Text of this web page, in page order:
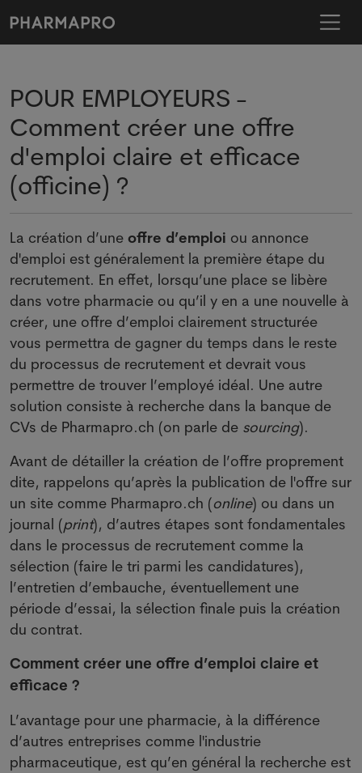
POUR EMPLOYEURS -
Comment créer une offre
d'emploi claire et efficace
(officine) ?
La création d’une offre d’emploi ou annonce
d'emploi est généralement la première étape du
recrutement. En effet, lorsqu’une place se libère
dans votre pharmacie ou qu’il y en a une nouvelle à
créer, une offre d’emploi clairement structurée
vous permettra de gagner du temps dans le reste
du processus de recrutement et devrait vous
permettre de trouver l’employé idéal. Une autre
solution consiste à recherche dans la banque de
CVs de Pharmapro.ch (on parle de sourcing).
Avant de détailler la création de l’offre proprement
dite, rappelons qu’après la publication de l'offre sur
un site comme Pharmapro.ch (online) ou dans un
journal (print), d’autres étapes sont fondamentales
dans le processus de recrutement comme la
sélection (faire le tri parmi les candidatures),
l’entretien d’embauche, éventuellement une
période d’essai, la sélection finale puis la création
du contrat.
Comment créer une offre d’emploi claire et
efficace ?
L’avantage pour une pharmacie, à la différence
d’autres entreprises comme l'industrie
pharmaceutique, est qu’en général la recherche est